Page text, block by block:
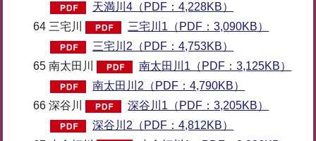
天満川4（PDF：4,228KB）
64 三宅川
三宅川1（PDF：3,090KB）
三宅川2（PDF：4,753KB）
65 南太田川
南太田川1（PDF：3,125KB）
南太田川2（PDF：4,790KB）
66 深谷川
深谷川1（PDF：3,205KB）
深谷川2（PDF：4,812KB）